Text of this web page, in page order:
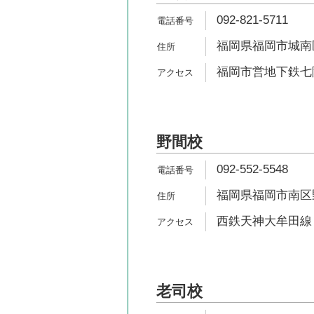
092-821-5711
福岡県福岡市城
福岡市営地下鉄
野間校
092-552-5548
福岡県福岡市南
西鉄天神大牟田
老司校